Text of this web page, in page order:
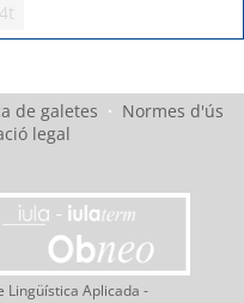
4t
de galetes · Normes d'ús
legal
Lingüística Aplicada -